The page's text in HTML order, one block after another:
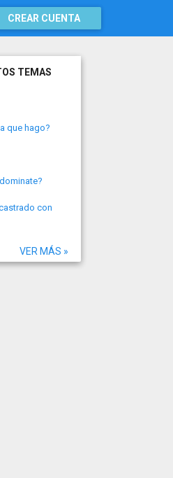
CREAR CUENTA
TEMAS
que hago?
con
VER MÁS »